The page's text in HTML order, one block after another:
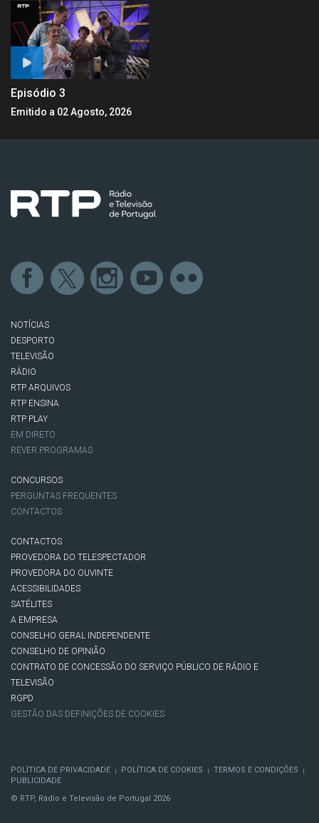
Episódio 3
Emitido a 02 Agosto, 2026
NOTÍCIAS
DESPORTO
TELEVISÃO
RÁDIO
RTP ARQUIVOS
RTP ENSINA
RTP PLAY
EM DIRETO
REVER PROGRAMAS
CONCURSOS
PERGUNTAS FREQUENTES
CONTACTOS
CONTACTOS
PROVEDORA DO TELESPECTADOR
PROVEDORA DO OUVINTE
ACESSIBILIDADES
SATÉLITES
A EMPRESA
CONSELHO GERAL INDEPENDENTE
CONSELHO DE OPINIÃO
CONTRATO DE CONCESSÃO DO SERVIÇO PÚBLICO DE RÁDIO E
TELEVISÃO
RGPD
GESTÃO DAS DEFINIÇÕES DE COOKIES
POLÍTICA DE PRIVACIDADE | POLÍTICA DE COOKIES | TERMOS E CONDIÇÕES |
PUBLICIDADE
© RTP, Rádio e Televisão de Portugal 2026